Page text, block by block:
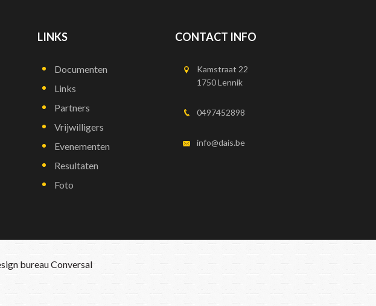
LINKS
Documenten
Links
Partners
Vrijwilligers
Evenementen
Resultaten
Foto
CONTACT INFO
Kamstraat 22
1750 Lennik
0497452898
info@dais.be
bureauConversal